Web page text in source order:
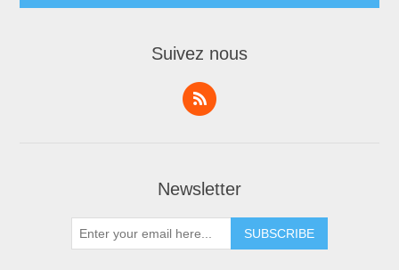
Suivez nous
Newsletter